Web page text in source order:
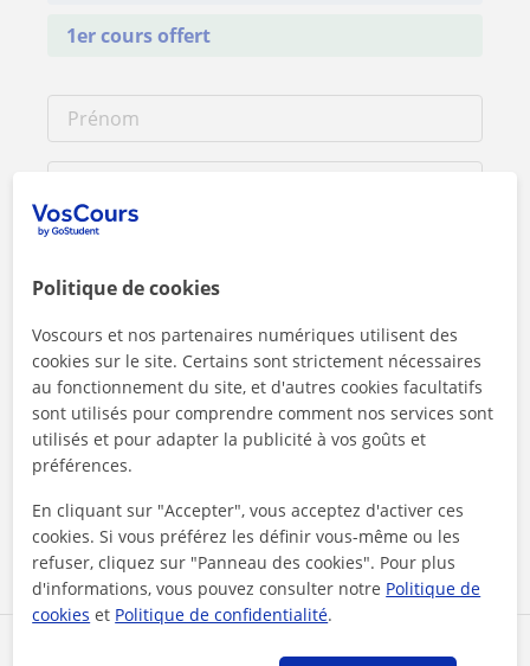
1er cours offert
En cliquant sur l'un des deux boutons, vous acceptez nos
mentions légales
Contacter maintenant
Politique de cookies
Voscours et nos partenaires numériques utilisent des
cookies sur le site. Certains sont strictement nécessaires
au fonctionnement du site, et d'autres cookies facultatifs
sont utilisés pour comprendre comment nos services sont
utilisés et pour adapter la publicité à vos goûts et
préférences.
En cliquant sur "Accepter", vous acceptez d'activer ces
cookies. Si vous préférez les définir vous-même ou les
refuser, cliquez sur "Panneau des cookies". Pour plus
d'informations, vous pouvez consulter notre Politique de
cookies et Politique de confidentialité.